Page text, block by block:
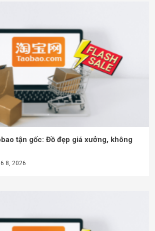
tận gốc: Đồ đẹp giá xưởng, không
8, 2026